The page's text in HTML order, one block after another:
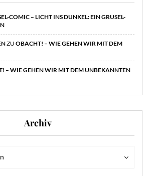
COMIC – LICHT INS DUNKEL: EIN GRUSEL-
ZU OBACHT! – WIE GEHEN WIR MIT DEM
– WIE GEHEN WIR MIT DEM UNBEKANNTEN
Archiv